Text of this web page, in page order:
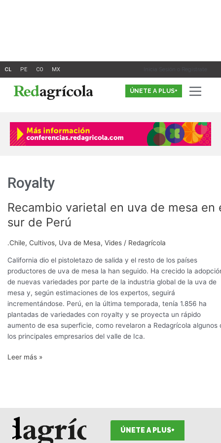
Inicia Sesión o Registrate
ÚNETE A PLUS+
Royalty
Recambio varietal en uva de mesa en
sur de Perú
.Chile, Cultivos, Uva de Mesa, Vides / Redagrícola
California dio el pistoletazo de salida y el resto de los países
productores de uva de mesa la han seguido. Ha crecido la
de nuevas variedades por parte de la industria global de la uva de
mesa y, según estimaciones de los expertos, seguirá
incrementándose. Perú, en la última temporada, tenía 1.856 ha
plantadas de variedades con royalty y se proyecta un rápido
aumento de esa superficie, como revelaron a Redagrícola algunos
los principales empresarios del valle de Ica.
Recambio
en
mesa
en
el
sur
de
Perú
Leer más »
ÚNETE A PLUS+